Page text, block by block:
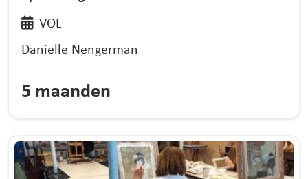
VOL
Danielle Nengerman
5 maanden